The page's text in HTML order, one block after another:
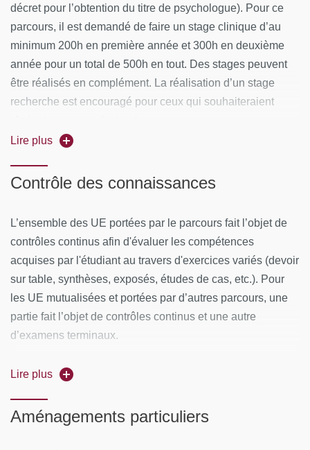
décret pour l’obtention du titre de psychologue). Pour ce
parcours, il est demandé de faire un stage clinique d’au
minimum 200h en première année et 300h en deuxième
année pour un total de 500h en tout. Des stages peuvent
être réalisés en complément. La réalisation d’un stage
recherche est encouragé pour ceux qui souhaiteraient
l’étudiant peut établir ses conventions de stages. Il ne peut
Durant l’année universitaire, une supervision de stage en
petits groupes (15 étudiants maximum) est associée au
stage.
Il est demandé qu’au moins un des deux stages
obligatoires soit réalisé dans le domaine de la prévention
ou de la prise en charge des maladies somatiques.
Lire plus
Contrôle des connaissances
L’ensemble des UE portées par le parcours fait l’objet de
contrôles continus afin d'évaluer les compétences
acquises par l'étudiant au travers d'exercices variés (devoir
sur table, synthèses, exposés, études de cas, etc.). Pour
les UE mutualisées et portées par d’autres parcours, une
partie fait l’objet de contrôles continus et une autre
d’examens terminaux.
Le mémoire de recherche fait l’objet d’une soutenance en
Pour connaitre le détail des modalités de contrôle des
Lire plus
Aménagements particuliers